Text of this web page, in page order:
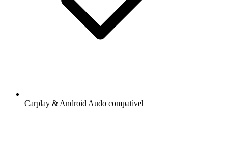
Carplay & Android Audo compatìvel